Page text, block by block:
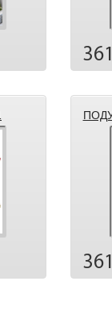
361
361